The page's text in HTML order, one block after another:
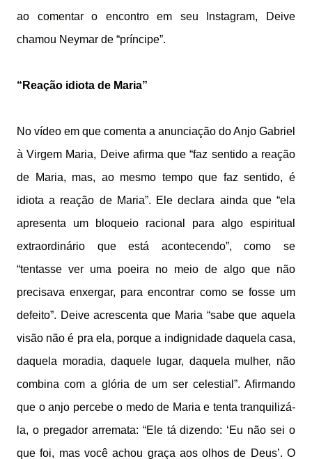
ao comentar o encontro em seu Instagram, Deive
chamou Neymar de “príncipe”.
“Reação idiota de Maria”
No vídeo em que comenta a anunciação do Anjo Gabriel
à Virgem Maria, Deive afirma que “faz sentido a reação
de Maria, mas, ao mesmo tempo que faz sentido, é
idiota a reação de Maria”. Ele declara ainda que “ela
apresenta um bloqueio racional para algo espiritual
extraordinário que está acontecendo”, como se
“tentasse ver uma poeira no meio de algo que não
precisava enxergar, para encontrar como se fosse um
defeito”. Deive acrescenta que Maria “sabe que aquela
visão não é pra ela, porque a indignidade daquela casa,
daquela moradia, daquele lugar, daquela mulher, não
combina com a glória de um ser celestial”. Afirmando
que o anjo percebe o medo de Maria e tenta tranquilizá-
la, o pregador arremata: “Ele tá dizendo: ‘Eu não sei o
que foi, mas você achou graça aos olhos de Deus’. O